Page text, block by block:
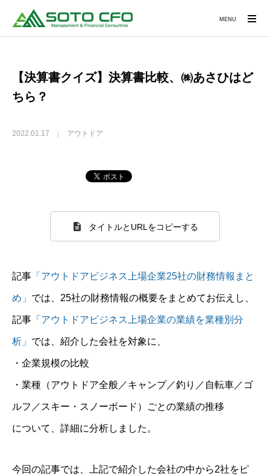
【決算書クイズ】決算書比較、㈱あさひはど
ちら？
2022.01.17 アウトドア
タイトルとURLをコピーする
記事 「アウトドアビジネス上場企業25社の財務情報まと
め」 では、25社の財務情報の概要をまとめてお伝えし、
記事 「アウトドアビジネス上場企業の業績を業種別分
析」 では、紹介した会社を対象に、
・企業規模の比較
・業種（アウトドア全般／キャンプ／釣り／自転車／ゴ
ルフ／スキー・スノーボード）ごとの業績の推移
について、詳細に分析しました。
今回の記事では、上記で紹介した会社の中から2社をピ
MENU